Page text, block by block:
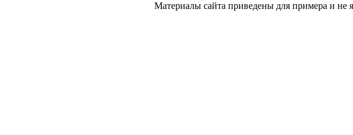
Материалы сайта приведены для примера и не